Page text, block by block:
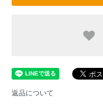
返品について